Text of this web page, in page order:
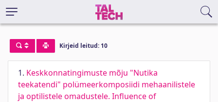
Kirjeid leitud: 10
1. Keskkonnatingimuste mõju "Nutika
teekatendi" polümeerkomposiidi mehaanilistele
ja optilistele omadustele. Influence of